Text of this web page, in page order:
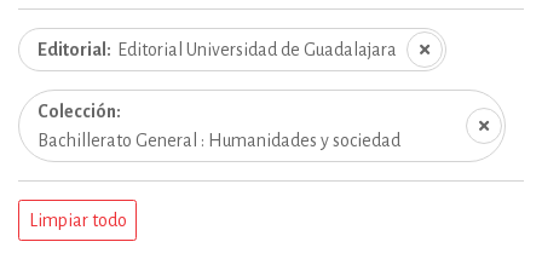
Editorial Editorial Universidad de Guadalajara
Colección
Bachillerato General : Humanidades y sociedad
Limpiar todo